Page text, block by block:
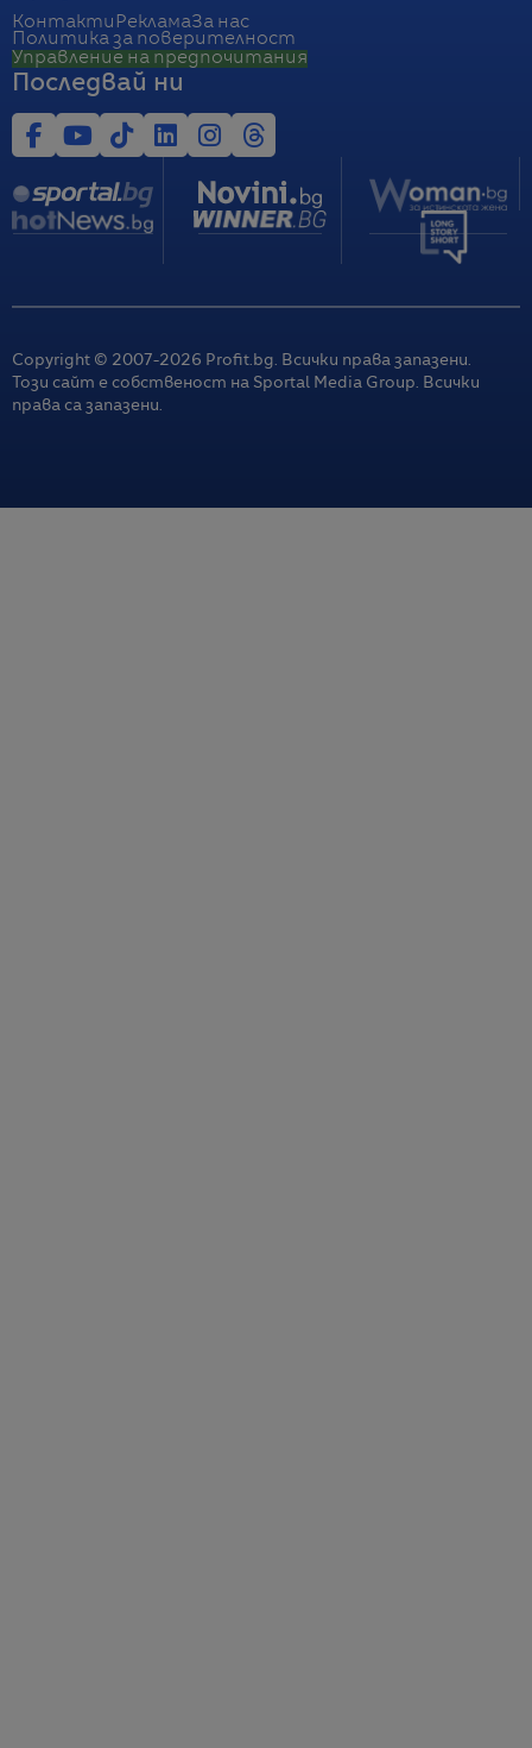
Контакти РекламаЗа нас
Политика за поверителност
Управление на предпочитания
Последвай ни
Copyright © 2007-2026 Profit.bg. Всички права запазени.
Този сайт е собственост на Sportal Media Group. Всички
права са запазени.